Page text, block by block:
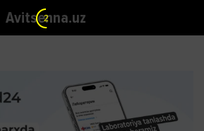
Avitsenna.uz
1